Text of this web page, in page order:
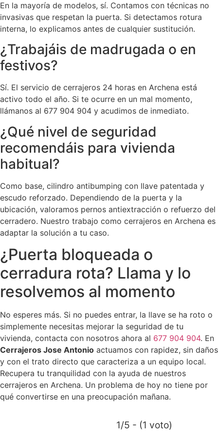
En la mayoría de modelos, sí. Contamos con técnicas no
invasivas que respetan la puerta. Si detectamos rotura
interna, lo explicamos antes de cualquier sustitución.
¿Trabajáis de madrugada o en
festivos?
Sí. El servicio de cerrajeros 24 horas en Archena está
activo todo el año. Si te ocurre en un mal momento,
llámanos al 677 904 904 y acudimos de inmediato.
¿Qué nivel de seguridad
recomendáis para vivienda
habitual?
Como base, cilindro antibumping con llave patentada y
escudo reforzado. Dependiendo de la puerta y la
ubicación, valoramos pernos antiextracción o refuerzo del
cerradero. Nuestro trabajo como cerrajeros en Archena es
adaptar la solución a tu caso.
¿Puerta bloqueada o
cerradura rota? Llama y lo
resolvemos al momento
No esperes más. Si no puedes entrar, la llave se ha roto o
simplemente necesitas mejorar la seguridad de tu
vivienda, contacta con nosotros ahora al 677 904 904. En
Cerrajeros Jose Antonio actuamos con rapidez, sin daños
y con el trato directo que caracteriza a un equipo local.
Recupera tu tranquilidad con la ayuda de nuestros
cerrajeros en Archena. Un problema de hoy no tiene por
qué convertirse en una preocupación mañana.
1/5 - (1 voto)